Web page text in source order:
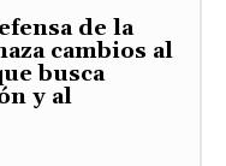
de la
cambios al
busca
y al